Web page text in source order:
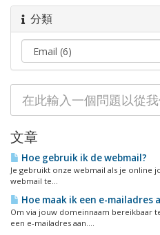
分類
文章
Hoe gebruik ik de webmail?
Je gebruikt onze webmail als je online
webmail te...
Hoe maak ik een e-mailadres
Om via jouw domeinnaam bereikbaar
een e-mailadres aan....